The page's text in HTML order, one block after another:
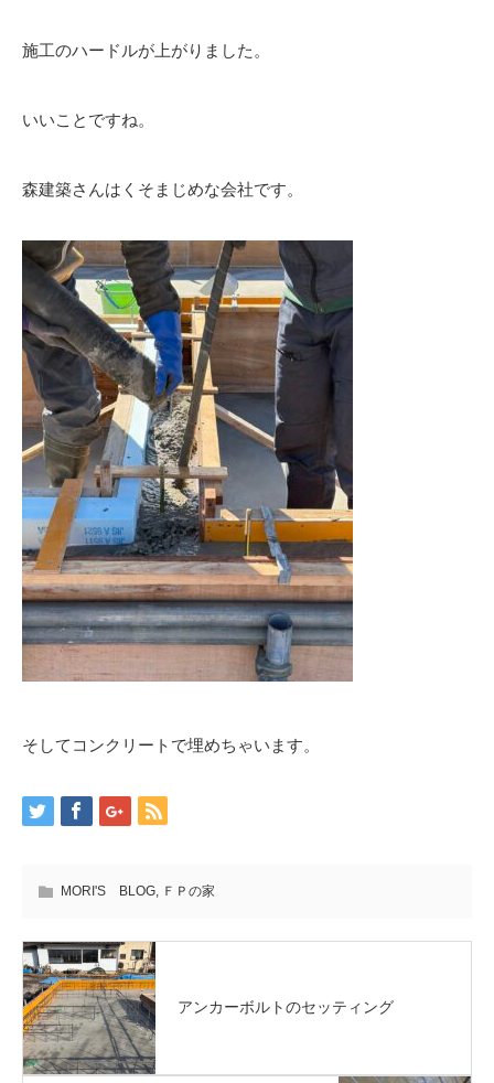
施工のハードルが上がりました。
いいことですね。
森建築さんはくそまじめな会社です。
そしてコンクリートで埋めちゃいます。
MORI'S BLOG, ＦＰの家
アンカーボルトのセッティング